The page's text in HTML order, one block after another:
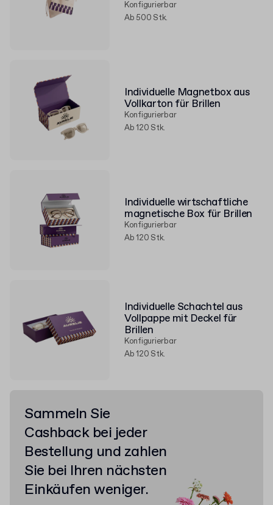
Konfigurierbar
Ab 500 Stk.
Individuelle Magnetbox aus
Vollkarton für Brillen
Konfigurierbar
Ab 120 Stk.
Individuelle wirtschaftliche
magnetische Box für Brillen
Konfigurierbar
Ab 120 Stk.
Individuelle Schachtel aus
Vollpappe mit Deckel für
Brillen
Konfigurierbar
Ab 120 Stk.
Sammeln Sie
Cashback bei jeder
Bestellung und zahlen
Sie bei Ihren nächsten
Einkäufen weniger.